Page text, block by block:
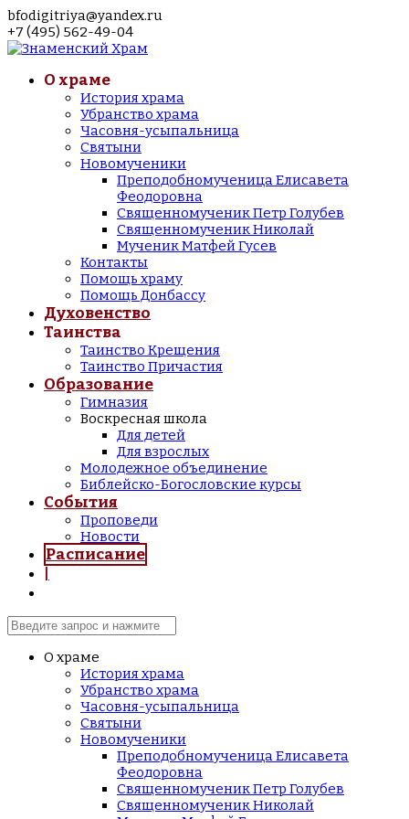
bfodigitriya@yandex.ru
+7 (495) 562-49-04
О храме
История храма
Убранство храма
Часовня-усыпальница
Святыни
Новомученики
Преподобномученица Елисавета
Феодоровна
Священномученик Петр Голубев
Священномученик Николай
Мученик Матфей Гусев
Контакты
Помощь храму
Помощь Донбассу
Духовенство
Таинства
Таинство Крещения
Таинство Причастия
Образование
Гимназия
Воскресная школа
Для детей
Для взрослых
Молодежное объединение
Библейско-Богословские курсы
События
Проповеди
Новости
Расписание
О храме
История храма
Убранство храма
Часовня-усыпальница
Святыни
Новомученики
Преподобномученица Елисавета
Феодоровна
Священномученик Петр Голубев
Священномученик Николай